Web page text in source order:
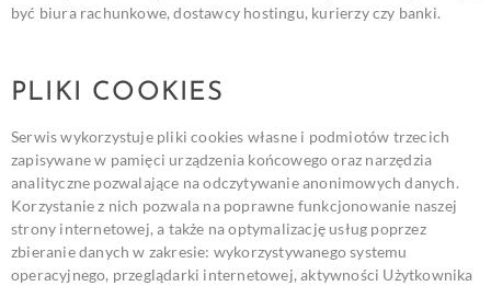
być biura rachunkowe, dostawcy hostingu, kurierzy czy banki.
PLIKI COOKIES
Serwis wykorzystuje pliki cookies własne i podmiotów trzecich
zapisywane w pamięci urządzenia końcowego oraz narzędzia
analityczne pozwalające na odczytywanie anonimowych danych.
Korzystanie z nich pozwala na poprawne funkcjonowanie naszej
strony internetowej, a także na optymalizację usług poprzez
zbieranie danych w zakresie: wykorzystywanego systemu
operacyjnego, przeglądarki internetowej, aktywności Użytkownika